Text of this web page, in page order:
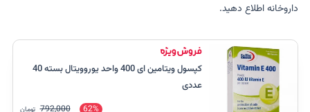
داروخانه اطلاع دهید.
کپسول ویتامین ای 400 واحد یوروویتال بسته 40
عددی
62%
792,000 تومان